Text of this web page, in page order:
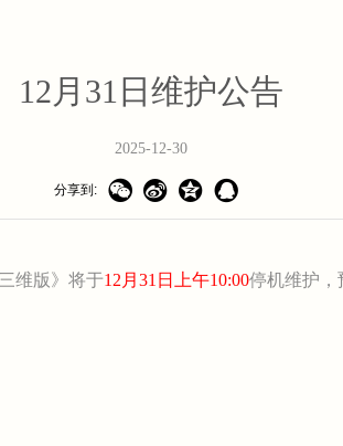
12月31日维护公告
2025-12-30
分享到:    
维版》将于12月31日上午10:00停机维护，